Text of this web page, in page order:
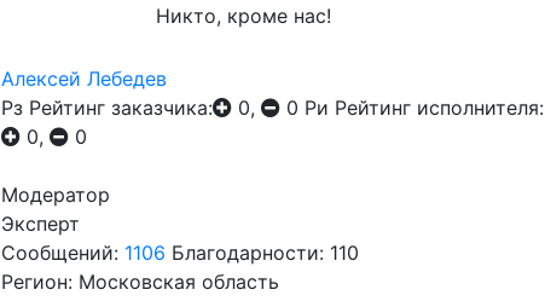
Никто, кроме нас!
Алексей Лебедев
Рз Рейтинг заказчика: 0, 0 Ри Рейтинг исполнителя:
0,
0
Модератор
Эксперт
Сообщений: 1106 Благодарности: 110
Регион: Московская область